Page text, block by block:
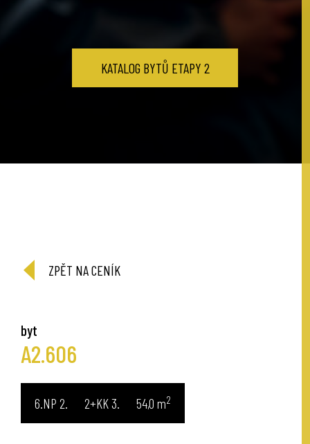
KATALOG BYTŮ ETAPY 2
ZPĚT NA CENÍK
byt
A2.606
6.NP 2+KK 54,0 m2